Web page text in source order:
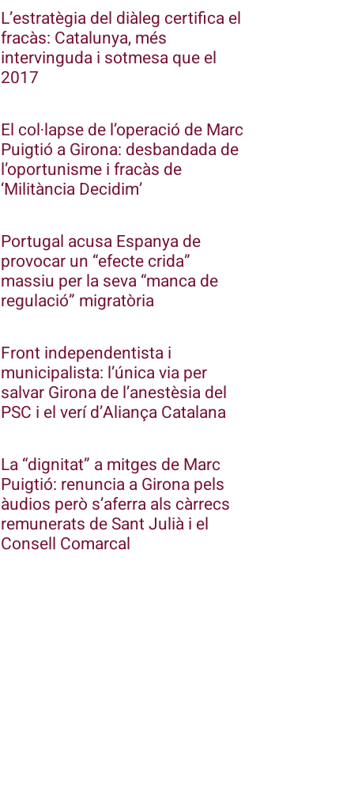
L’estratègia del diàleg certifica el
fracàs: Catalunya, més
intervinguda i sotmesa que el
2017
El col·lapse de l’operació de Marc
Puigtió a Girona: desbandada de
l’oportunisme i fracàs de
‘Militància Decidim’
Portugal acusa Espanya de
provocar un “efecte crida”
massiu per la seva “manca de
regulació” migratòria
Front independentista i
municipalista: l’única via per
salvar Girona de l’anestèsia del
PSC i el verí d’Aliança Catalana
La “dignitat” a mitges de Marc
Puigtió: renuncia a Girona pels
àudios però s’aferra als càrrecs
remunerats de Sant Julià i el
Consell Comarcal